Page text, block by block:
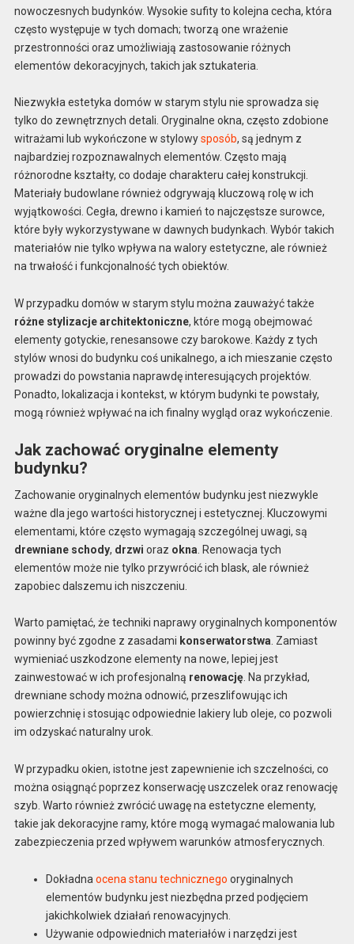
nowoczesnych budynków. Wysokie sufity to kolejna cecha, która
często występuje w tych domach; tworzą one wrażenie
przestronności oraz umożliwiają zastosowanie różnych
elementów dekoracyjnych, takich jak sztukateria.
Niezwykła estetyka domów w starym stylu nie sprowadza się
tylko do zewnętrznych detali. Oryginalne okna, często zdobione
witrażami lub wykończone w stylowysposób, są jednym z
najbardziej rozpoznawalnych elementów. Często mają
różnorodne kształty, co dodaje charakteru całej konstrukcji.
Materiały budowlane również odgrywają kluczową rolę w ich
wyjątkowości. Cegła, drewno i kamień to najczęstsze surowce,
które były wykorzystywane w dawnych budynkach. Wybór takich
materiałów nie tylko wpływa na walory estetyczne, ale również
na trwałość i funkcjonalność tych obiektów.
W przypadku domów w starym stylu można zauważyć także
różne stylizacje architektoniczne, które mogą obejmować
elementy gotyckie, renesansowe czy barokowe. Każdy z tych
stylów wnosi do budynku coś unikalnego, a ich mieszanie często
prowadzi do powstania naprawdę interesujących projektów.
Ponadto, lokalizacja i kontekst, w którym budynki te powstały,
mogą również wpływać na ich finalny wygląd oraz wykończenie.
Jak zachować oryginalne elementy
budynku?
Zachowanie oryginalnych elementów budynku jest niezwykle
ważne dla jego wartości historycznej i estetycznej. Kluczowymi
elementami, które często wymagają szczególnej uwagi, są
drewniane schody, drzwi oraz okna . Renowacja tych
elementów może nie tylko przywrócić ich blask, ale również
zapobiec dalszemu ich niszczeniu.
Warto pamiętać, że techniki naprawy oryginalnych komponentów
powinny być zgodne z zasadami konserwatorstwa. Zamiast
wymieniać uszkodzone elementy na nowe, lepiej jest
zainwestować w ich profesjonalną renowację. Na przykład,
drewniane schody można odnowić, przeszlifowując ich
powierzchnię i stosując odpowiednie lakiery lub oleje, co pozwoli
im odzyskać naturalny urok.
W przypadku okien, istotne jest zapewnienie ich szczelności, co
można osiągnąć poprzez konserwację uszczelek oraz renowację
szyb. Warto również zwrócić uwagę na estetyczne elementy,
takie jak dekoracyjne ramy, które mogą wymagać malowania lub
zabezpieczenia przed wpływem warunków atmosferycznych.
Dokładna ocena stanu technicznego oryginalnych
elementów budynku jest niezbędna przed podjęciem
jakichkolwiek działań renowacyjnych.
Używanie odpowiednich materiałów i narzędzi jest